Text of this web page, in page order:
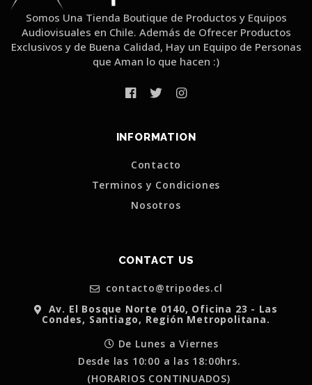
Somos Una Tienda Boutique de Productos y Equipos
Audiovisuales en Chile. Además de Ofrecer Productos
Exclusivos y de Buena Calidad, Hay un Equipo de Personas
que Aman lo que hacen :)
INFORMATION
Contacto
Terminos y Condiciones
Nosotros
CONTACT US
contacto@tripodes.cl
Av. El Bosque Norte 0140, Oficina 23 - Las
Condes, Santiago, Región Metropolitana.
De Lunes a Viernes
Desde las 10:00 a las 18:00hrs.
(HORARIOS CONTINUADOS)